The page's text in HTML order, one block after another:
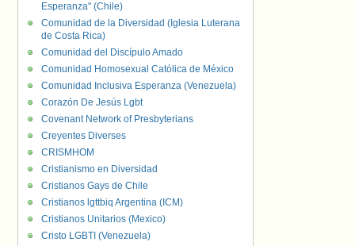
Esperanza" (Chile)
Comunidad de la Diversidad (Iglesia Luterana
de Costa Rica)
Comunidad del Discípulo Amado
Comunidad Homosexual Católica de México
Comunidad Inclusiva Esperanza (Venezuela)
Corazón De Jesús Lgbt
Covenant Network of Presbyterians
Creyentes Diverses
CRISMHOM
Cristianismo en Diversidad
Cristianos Gays de Chile
Cristianos lgttbiq Argentina (ICM)
Cristianos Unitarios (Mexico)
Cristo LGBTI (Venezuela)